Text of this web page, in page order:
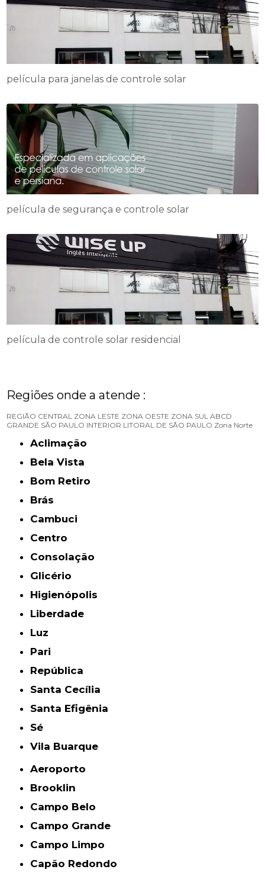
película para janelas de controle solar
película de segurança e controle solar
película de controle solar residencial
Regiões onde a atende :
REGIÃO CENTRAL ZONA LESTE ZONA OESTE ZONA SUL ABCD
GRANDE SÃO PAULO INTERIOR LITORAL DE SÃO PAULO Zona Norte
Aclimação
Bela Vista
Bom Retiro
Brás
Cambuci
Centro
Consolação
Glicério
Higienópolis
Liberdade
Luz
Pari
República
Santa Cecília
Santa Efigênia
Sé
Vila Buarque
Aeroporto
Brooklin
Campo Belo
Campo Grande
Campo Limpo
Capão Redondo